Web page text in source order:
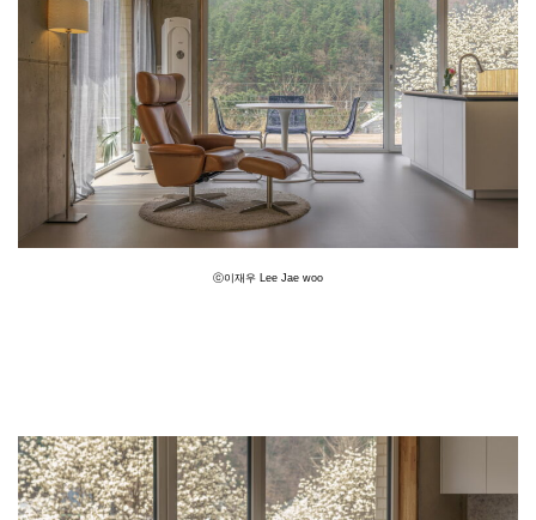
ⓒ이재우 Lee Jae woo